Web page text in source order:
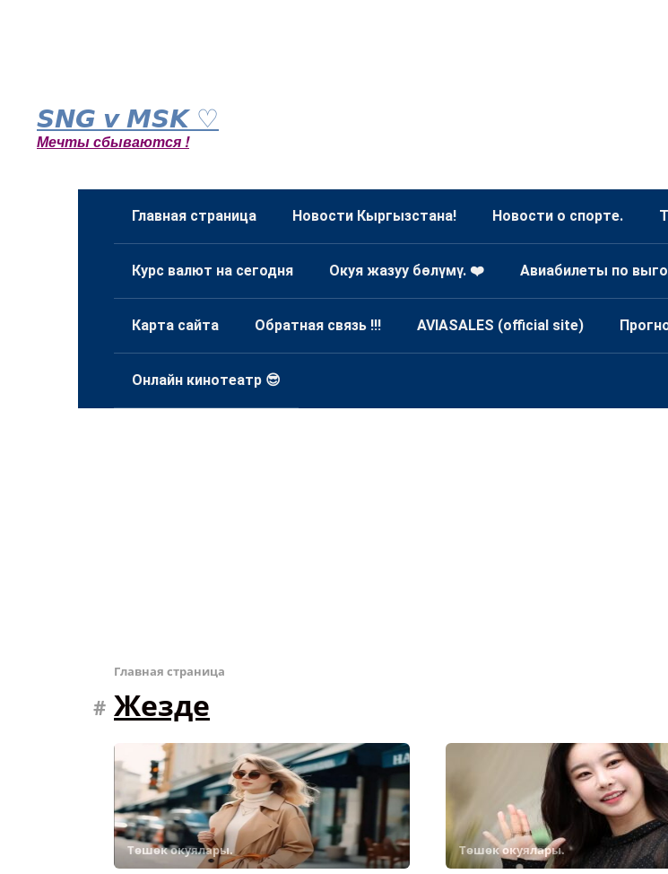
контенту𝙎𝙉𝙂 𝙫 𝙈𝙎𝙆 ♡
Мечты сбываются !
Главная страница Новости Кыргызстана! Новости о спорте.
Курс валют на сегодня Окуя жазуу бөлүмү. ❤️ Авиабилеты по
Карта сайта Обратная связь !!! AVIASALES (official site)
Онлайн кинотеатр 😎
Главная страница
Жезде
Төшөк окуялары. Төшөк окуялары.